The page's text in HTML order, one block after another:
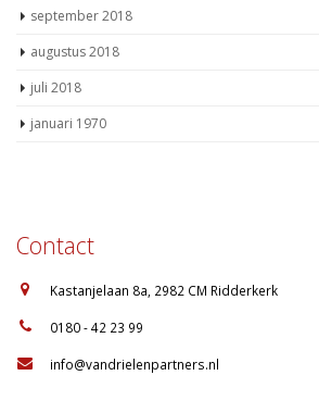
september 2018
augustus 2018
juli 2018
januari 1970
Contact
Kastanjelaan 8a, 2982 CM Ridderkerk
0180 - 42 23 99
info@vandrielenpartners.nl